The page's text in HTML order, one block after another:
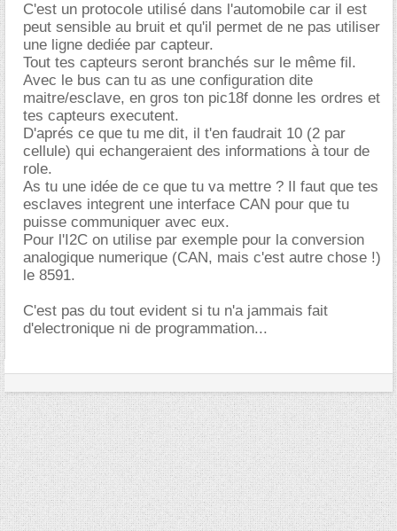
C'est un protocole utilisé dans l'automobile car il est
peut sensible au bruit et qu'il permet de ne pas utiliser
une ligne dediée par capteur.
Tout tes capteurs seront branchés sur le même fil.
Avec le bus can tu as une configuration dite
maitre/esclave, en gros ton pic18f donne les ordres et
tes capteurs executent.
D'aprés ce que tu me dit, il t'en faudrait 10 (2 par
cellule) qui echangeraient des informations à tour de
role.
As tu une idée de ce que tu va mettre ? Il faut que tes
esclaves integrent une interface CAN pour que tu
puisse communiquer avec eux.
Pour l'I2C on utilise par exemple pour la conversion
analogique numerique (CAN, mais c'est autre chose !)
le 8591.
C'est pas du tout evident si tu n'a jammais fait
d'electronique ni de programmation...